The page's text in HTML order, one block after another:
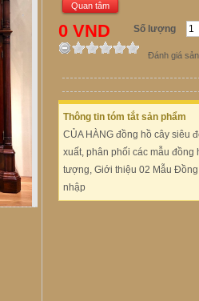
Quan tâm
0 VND Số lượng
Đánh giá
Thông tin tóm tắt sản phẩm
CỦA HÀNG đồng hồ cây siêu
xuất, phân phối các mẫu đồng
tượng, Giới thiệu 02 Mẫu
nhập